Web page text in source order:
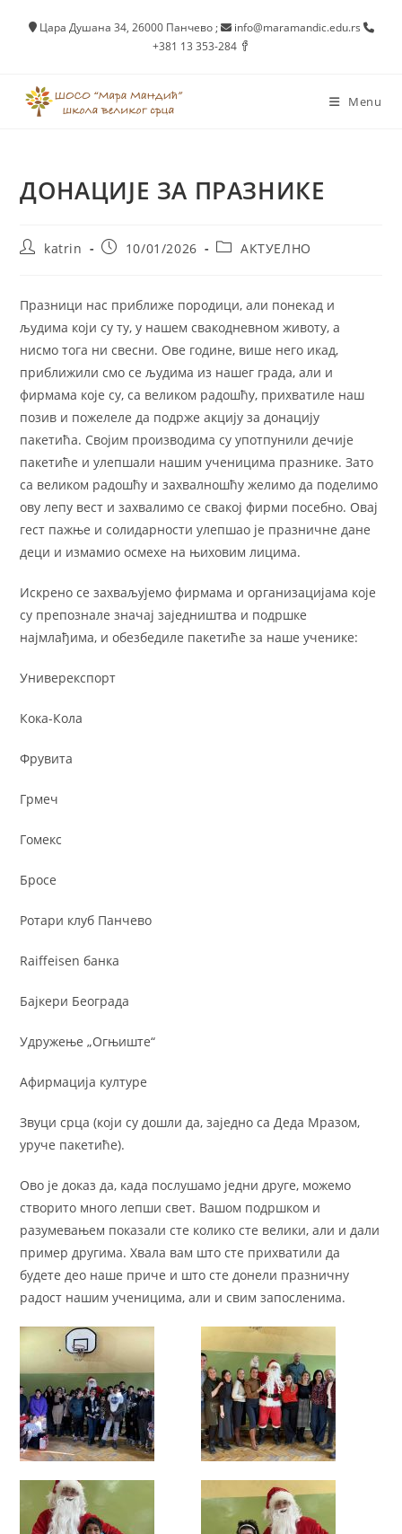
Цара Душана 34, 26000 Панчево;
info@maramandic.edu.rs
+381 13 353-284
Menu
ДОНАЦИЈЕ ЗА ПРАЗНИКЕ
Postkatrin
Post10/01/2026
PostАКТУЕЛНО
Празници нас приближе породици, али понекад и
људима који су ту, у нашем свакодневном животу, а
нисмо тога ни свесни. Ове године, више него икад,
приближили смо се људима из нашег града, али и
фирмама које су, са великом радошћу, прихватиле наш
позив и пожелеле да подрже акцију за донацију
пакетића. Својим производима су употпунили дечије
пакетиће и улепшали нашим ученицима празнике. Зато
са великом радошћу и захвалношћу желимо да поделимо
ову лепу вест и захвалимо се свакој фирми посебно. Овај
гест пажње и солидарности улепшао је празничне дане
деци и измамио осмехе на њиховим лицима.
Искрено се захваљујемо фирмама и организацијама које
су препознале значај заједништва и подршке
најмлађима, и обезбедиле пакетиће за наше ученике:
Универекспорт
Кока-Кола
Фрувита
Грмеч
Гомекс
Бросе
Ротари клуб Панчево
Raiffeisen банка
Бајкери Београда
Удружење „Огњиште“
Афирмација културе
Звуци срца (који су дошли да, заједно са Деда Мразом,
уруче пакетиће).
Ово је доказ да, када послушамо једни друге, можемо
створито много лепши свет. Вашом подршком и
разумевањем показали сте колико сте велики, али и дали
пример другима. Хвала вам што сте прихватили да
будете део наше приче и што сте донели празничну
радост нашим ученицима, али и свим запосленима.